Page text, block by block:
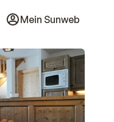
Mein Sunweb